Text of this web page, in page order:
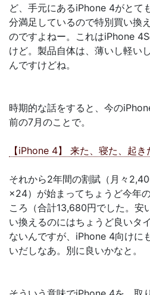
ど、手元にあるiPhone 4がとて
分満足しているので特別買い換
のですよねー。これはiPhone
けど。製品自体は、薄いし軽い
んですけどね。
時期的な話をすると、今の
前の7月のことで。
【iPhone 4】 来た、寝た、起
それから2年間の割賦（月々
×24）が始まってちょうど今年
ころ（合計13,680円でした。安
い換えるのにはちょうど良いタ
ないんですが、iPhone 4向けに
いだしなあ。別に良いかなと。